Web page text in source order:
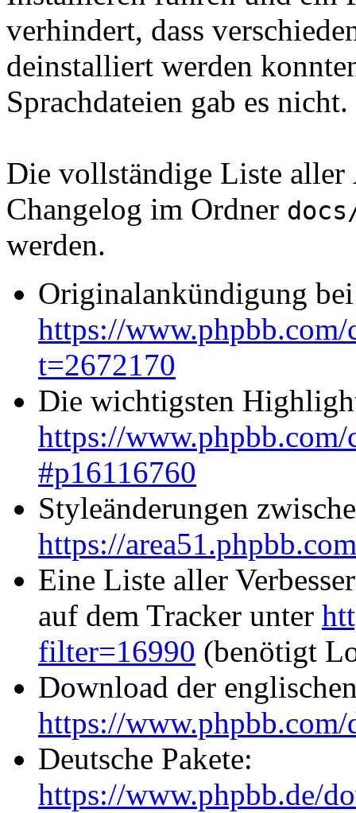
verhindert, dass
deinstalliert werden
Sprachdateien gab es nicht.
Die vollständige Liste
Changelog im Ordner
werden.
Originalankündigung
https://
t=2672170
Die wichtigsten
https://
#p16116760
Styleänderungen
https://
Eine Liste aller
auf dem Tracker unter
filter=16990 (benötigt
Download der
https://www.phpbb.com/
Deutsche Pakete:
https://www.phpbb.de/